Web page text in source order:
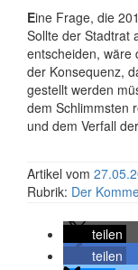
Eine Frage, die
Sollte der Stadtrat
entscheiden, wäre
der Konsequenz,
gestellt werden
dem Schlimmsten
und dem Verfall
Artikel vom
Rubrik: Der
teilen
teilen